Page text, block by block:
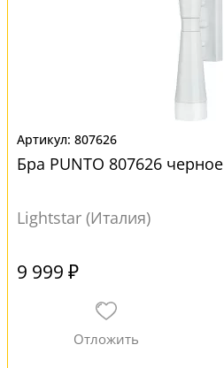
807626
Бра PUNTO 807626 черное
Lightstar (Италия)
9 999 ₽